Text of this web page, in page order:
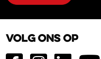
Volg ons op